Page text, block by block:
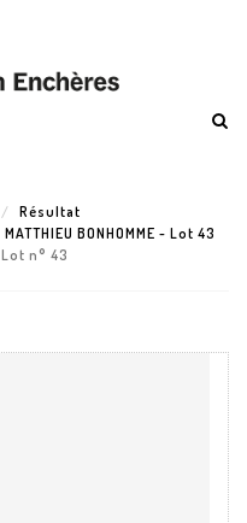
Résultat
MATTHIEU BONHOMME - Lot 43
Lot n° 43